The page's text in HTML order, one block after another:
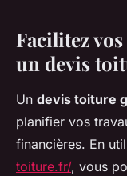
Facilitez
un devis
Un devis toiture
planifier vos
financières. En
toiture.fr/, vous